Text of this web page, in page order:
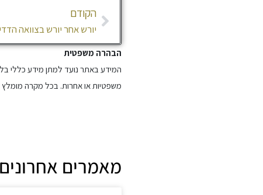
קודם
הקודם
יורש אחר יורש בצוואה
הבהרה משפטית
המידע באתר נועד למתן מידע כללי
משפטיות או אחרות. בכל מקרה מומלץ
מאמרים אחרונים